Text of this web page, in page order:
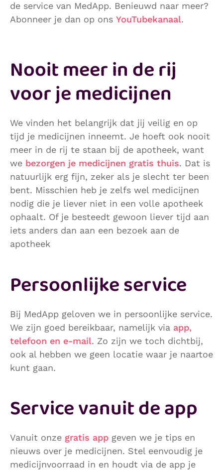
de service van MedApp. Benieuwd naar meer?
Abonneer je dan op ons YouTubekanaal.
Nooit meer in de rij
voor je medicijnen
We vinden het belangrijk dat jij veilig en op
tijd je medicijnen inneemt. Je hoeft ook nooit
meer in de rij te staan bij de apotheek, want
we bezorgen je medicijnen gratis thuis. Dat is
natuurlijk erg fijn, zeker als je slecht ter been
bent. Misschien heb je zelfs wel medicijnen
nodig die je liever niet in een volle apotheek
ophaalt. Of je besteedt gewoon liever tijd aan
iets anders dan aan een bezoek aan de
apotheek
Persoonlijke service
Bij MedApp geloven we in persoonlijke service.
We zijn goed bereikbaar, namelijk via app,
telefoon en e-mail. Zo zijn we toch dichtbij,
ook al hebben we geen locatie waar je naartoe
kunt gaan.
Service vanuit de app
Vanuit onze gratis app geven we je tips en
nieuws over je medicijnen. Stel eenvoudig je
medicijnvoorraad in en houdt via de app je